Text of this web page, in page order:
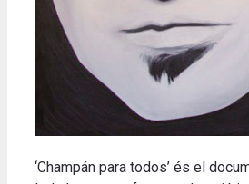
‘Champán para todos’ és el